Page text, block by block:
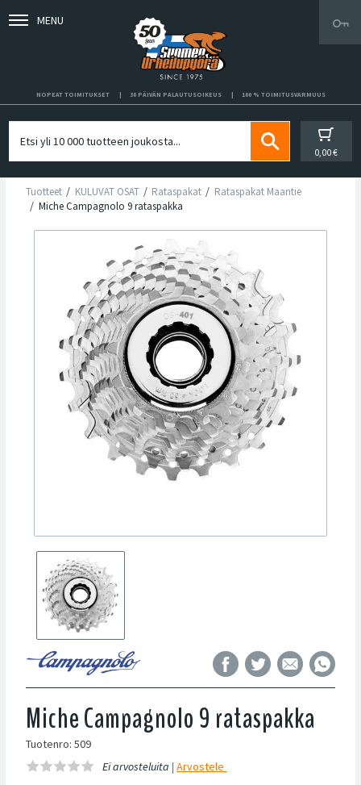
MENU
NOPEAT TOIMITUKSET 30 PÄIVÄN PALAUTUSOIKEUS 100 % TOIMITUSVARMUUS
0,00 €
Tuotteet KULUVAT OSAT Rataspakat
Rataspakat Maantie
Miche Campagnolo 9 rataspakka
Miche Campagnolo 9 rataspakka
Tuotenro: 509
Ei arvosteluita |Arvostele